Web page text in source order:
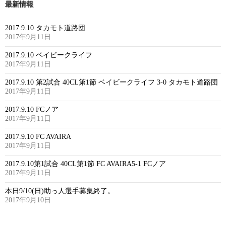
最新情報
2017.9.10 タカモト道路団
2017年9月11日
2017.9.10 ベイビークライフ
2017年9月11日
2017.9.10 第2試合 40CL第1節 ベイビークライフ 3-0 タカモト道路団
2017年9月11日
2017.9.10 FCノア
2017年9月11日
2017.9.10 FC AVAIRA
2017年9月11日
2017.9.10第1試合 40CL第1節 FC AVAIRA5-1 FCノア
2017年9月11日
本日9/10(日)助っ人選手募集終了。
2017年9月10日